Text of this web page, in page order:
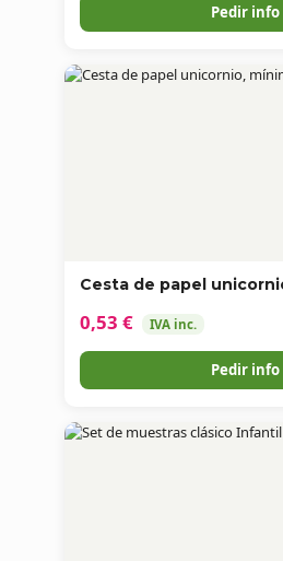
Pedir info
Cesta de papel
0,53 € IVA inc.
Pedir info